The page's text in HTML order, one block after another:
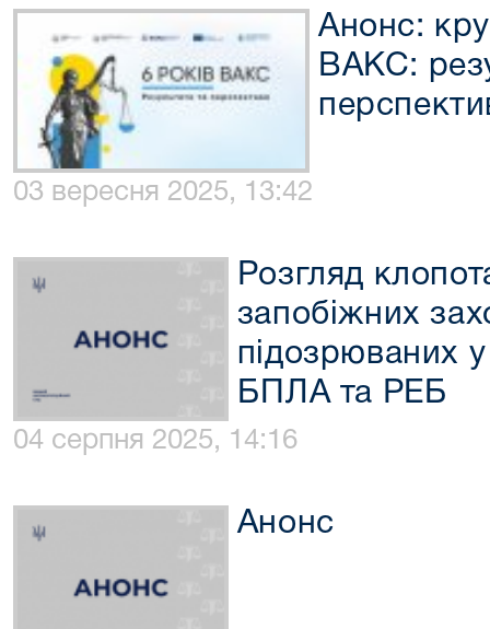
Анонс:
ВАКС:
03 вересня 2025, 13:42
Розгляд
запобіжних
підозрюваних
БПЛА та РЕБ
04 серпня 2025, 14:16
Анонс